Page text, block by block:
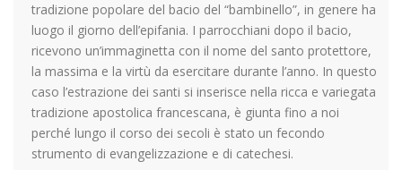
tradizione popolare del bacio del “bambinello”, in genere ha
luogo il giorno dell’epifania. I parrocchiani dopo il bacio,
ricevono un’immaginetta con il nome del santo protettore,
la massima e la virtù da esercitare durante l’anno. In questo
caso l’estrazione dei santi si inserisce nella ricca e variegata
tradizione apostolica francescana, è giunta fino a noi
perché lungo il corso dei secoli è stato un fecondo
strumento di evangelizzazione e di catechesi.